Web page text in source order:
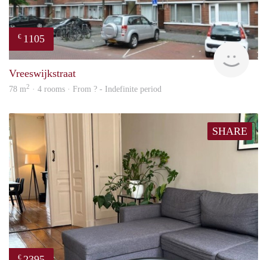
€ 1105
Vreeswijkstraat
78 m2 · 4 rooms · From ? - Indefinite period
SHARE
€